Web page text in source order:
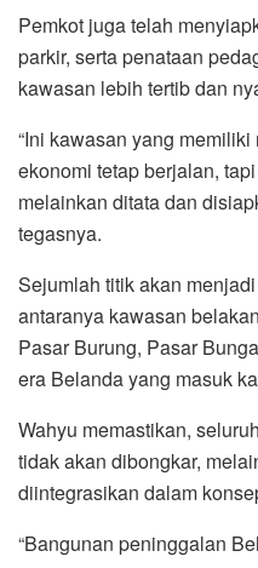
Pemkot juga telah
parkir, serta penataan
kawasan lebih tertib dan
“Ini kawasan yang
ekonomi tetap berjalan,
melainkan ditata dan
tegasnya.
Sejumlah titik akan
antaranya kawasan
Pasar Burung, Pasar
era Belanda yang masuk
Wahyu memastikan,
tidak akan dibongkar,
diintegrasikan dalam
“Bangunan peninggalan